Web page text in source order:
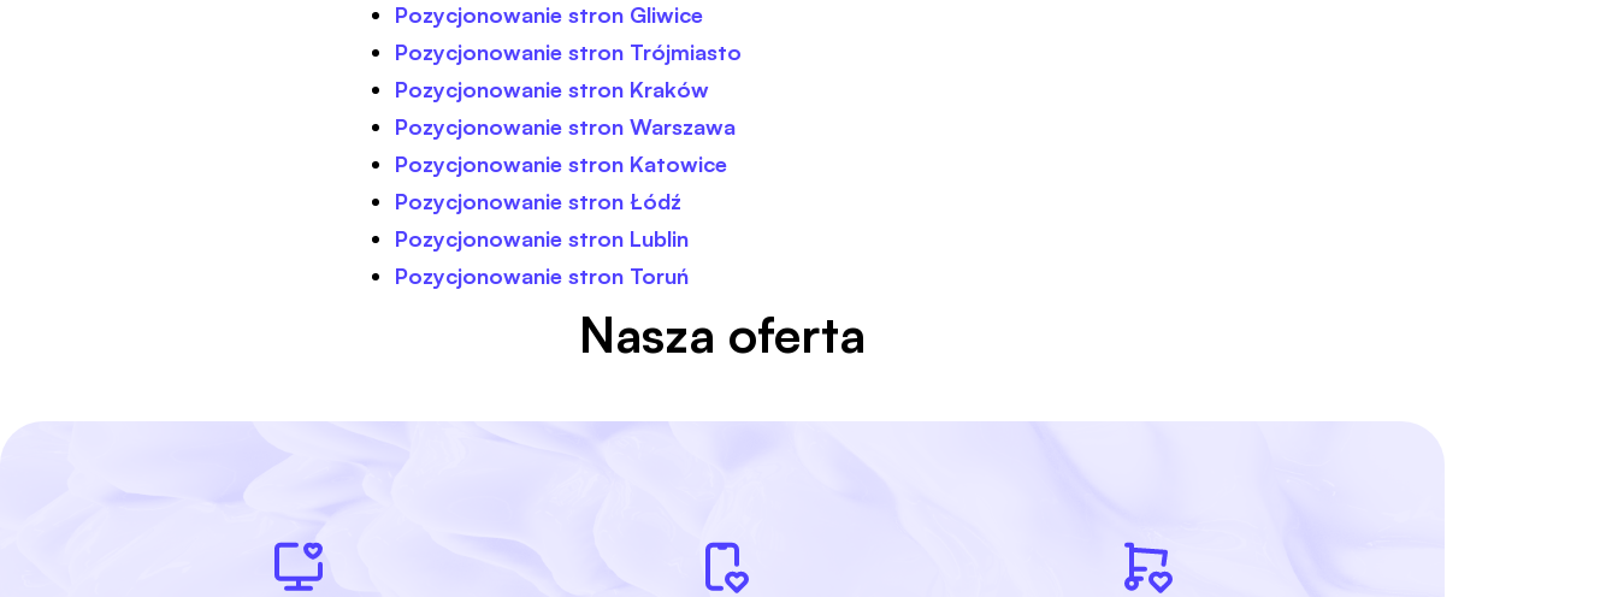
Pozycjonowanie stron Gliwice
Pozycjonowanie stron Trójmiasto
Pozycjonowanie stron Kraków
Pozycjonowanie stron Warszawa
Pozycjonowanie stron Katowice
Pozycjonowanie stron Łódź
Pozycjonowanie stron Lublin
Pozycjonowanie stron Toruń
Nasza oferta